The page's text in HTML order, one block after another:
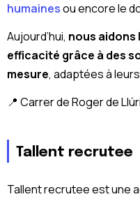
humainesou encore le
Aujourd’hui, nous aidons
efficacité grâce à des
mesure, adaptées à
📍 Carrer de Roger de
Tallent recrutee
Tallent recrutee est une